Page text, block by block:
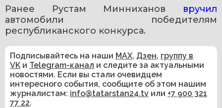
Ранее Рустам Минниханов
автомобили победителям
республиканского конкурса.
Подписывайтесь на наши MAX, Дзен, группу в
VK и Telegram-канал и следите за актуальными
новостями. Если вы стали очевидцем
интересного события, сообщите об этом нашим
журналистам: info@tatarstan24.tv или +7 900 321
77 22.